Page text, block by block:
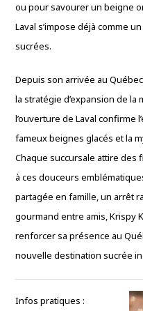
ou pour savourer un beigne
Laval s’impose déjà comme
sucrées.
Depuis son arrivée au
la stratégie d’expansion de
l’ouverture de Laval confirme
fameux beignes glacés et la
Chaque succursale attire
à ces douceurs
partagée en famille, un arrêt
gourmand entre amis, Krispy
renforcer sa présence au
nouvelle destination sucrée
Infos pratiques :